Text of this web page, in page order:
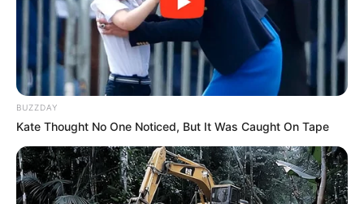
Motos e bicicletas para ACS e ACE: veja o
passo a passo para conseguir o benefício.
PLP 185 continua travado na Câmara dos
ACS e ACE: celetista, estatutário ou
contrato precário — entenda o que muda
no seu bolso e na sua carreira.
BUZZDAY
Kate Thought No One Noticed, But It Was Caught On Tape